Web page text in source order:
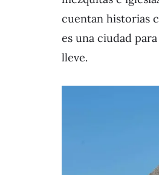
cuentan historias
es una ciudad
lleve.